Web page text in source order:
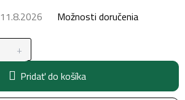
11.8.2026 Možnosti doručenia
Pridať do košíka